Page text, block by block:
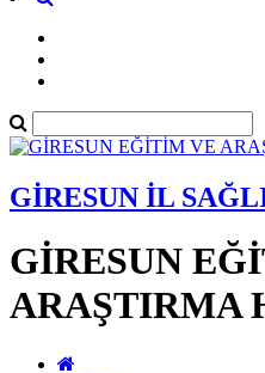
GİRESUN İL
GİRESUN
ARAŞTIRMA